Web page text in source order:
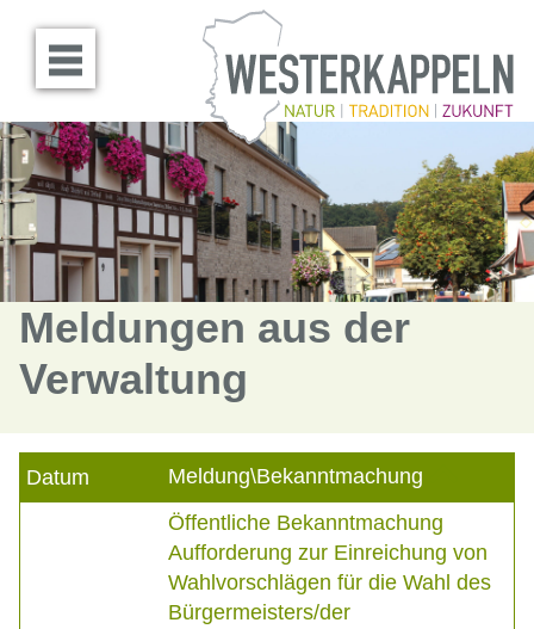
Menü öffnen
Meldungen aus der
Verwaltung
Datum Meldung\Bekanntmachung
Öffentliche Bekanntmachung
Aufforderung zur Einreichung von
Wahlvorschlägen für die Wahl des
Bürgermeisters/der